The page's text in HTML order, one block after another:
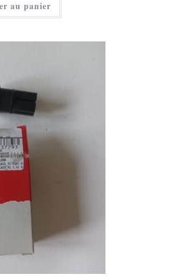
:
€.
au panier